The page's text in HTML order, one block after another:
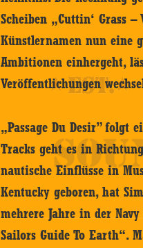
Scheiben „Cuttin‘ Grass
Künstlernamen nun eine
Ambitionen einhergeht,
Veröffentlichungen
„Passage Du Desir” folgt
Tracks geht es in
nautische Einflüsse in
Kentucky geboren, hat
mehrere Jahre in der
Sailors Guide To Earth“.